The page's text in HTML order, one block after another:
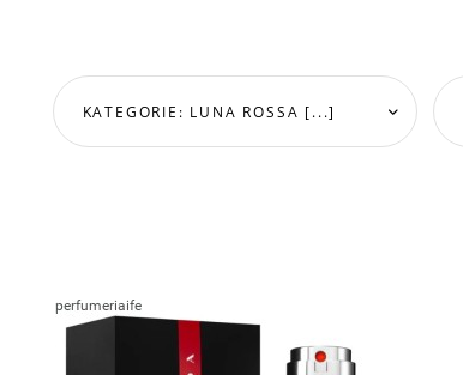
KATEGORIE: LUNA ROSSA [...]